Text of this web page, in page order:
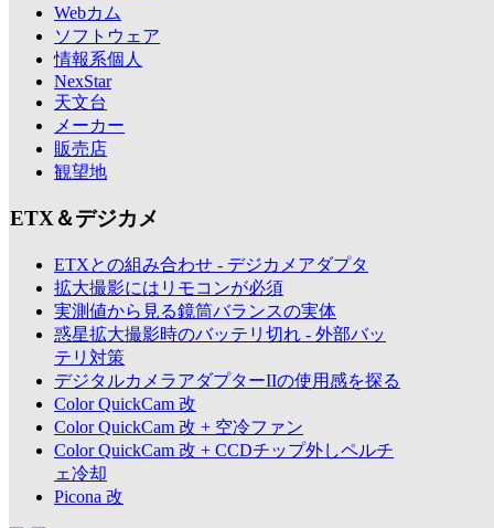
Webカム
ソフトウェア
情報系個人
NexStar
天文台
メーカー
販売店
観望地
ETX＆デジカメ
ETXとの組み合わせ - デジカメアダプタ
拡大撮影にはリモコンが必須
実測値から見る鏡筒バランスの実体
惑星拡大撮影時のバッテリ切れ - 外部バッ
テリ対策
デジタルカメラアダプターIIの使用感を探る
Color QuickCam 改
Color QuickCam 改 + 空冷ファン
Color QuickCam 改 + CCDチップ外しペルチ
ェ冷却
Picona 改